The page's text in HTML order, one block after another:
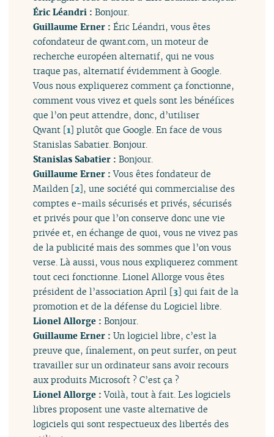
Éric Léandri :Bonjour.
Guillaume Erner :Éric Léandri, vous êtes
cofondateur de qwant.com, un moteur de
recherche européen alternatif, qui ne vous
traque pas, alternatif évidemment à Google.
Vous nous expliquerez comment ça fonctionne,
comment vous vivez et quels sont les bénéfices
que l’on peut attendre, donc, d’utiliser
Qwant [1] plutôt que Google. En face de vous
Stanislas Sabatier. Bonjour.
Stanislas Sabatier :Bonjour.
Guillaume Erner :Vous êtes fondateur de
Mailden [2], une société qui commercialise des
comptes e-mails sécurisés et privés, sécurisés
et privés pour que l’on conserve donc une vie
privée et, en échange de quoi, vous ne vivez pas
de la publicité mais des sommes que l’on vous
verse. Là aussi, vous nous expliquerez comment
tout ceci fonctionne. Lionel Allorge vous êtes
président de l’association April [3] qui fait de la
promotion et de la défense du Logiciel libre.
Lionel Allorge :Bonjour.
Guillaume Erner :Un logiciel libre, c’est la
preuve que, finalement, on peut surfer, on peut
travailler sur un ordinateur sans avoir recours
aux produits Microsoft ? C’est ça ?
Lionel Allorge :Voilà, tout à fait. Les logiciels
libres proposent une vaste alternative de
logiciels qui sont respectueux des libertés des